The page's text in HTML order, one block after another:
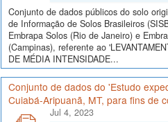
Conjunto de dados públicos do solo
de Informação de Solos Brasileiros
Embrapa Solos (Rio de Janeiro) e
(Campinas), referente ao
DE MÉDIA INTENSIDADE...
Conjunto de dados do 'Estudo
Cuiabá-Aripuanã, MT, para fins de
Jul 4, 2023